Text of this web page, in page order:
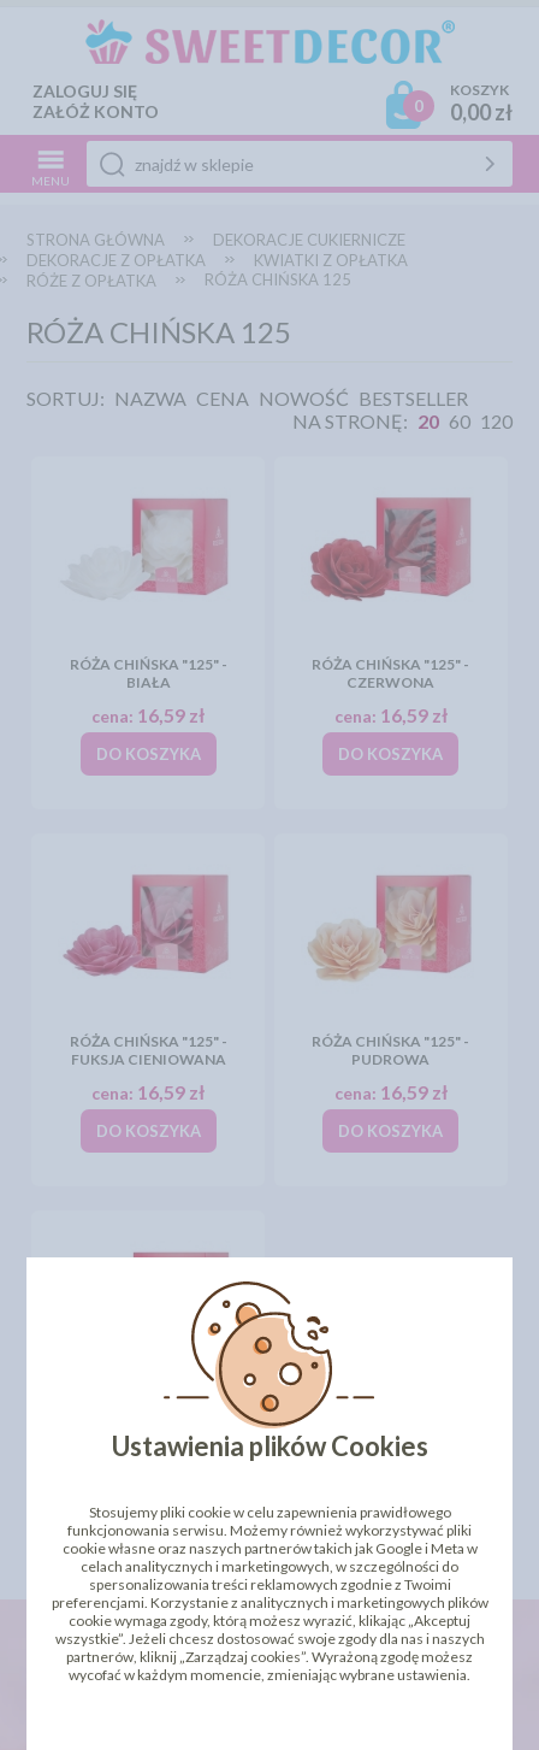
ZALOGUJ SIĘ
ZAŁÓŻ KONTO
0
KOSZYK
0,00 zł
MENU
STRONA GŁÓWNA
DEKORACJE CUKIERNICZE
DEKORACJE Z OPŁATKA
KWIATKI Z OPŁATKA
RÓŻE Z OPŁATKA
RÓŻA CHIŃSKA 125
RÓŻA CHIŃSKA 125
SORTUJ: NAZWA CENA NOWOŚĆ BESTSELLER
NA STRONĘ: 20 60 120
RÓŻA CHIŃSKA "125" -
BIAŁA
cena: 16,59 zł
DO KOSZYKA
RÓŻA CHIŃSKA "125" -
CZERWONA
cena: 16,59 zł
DO KOSZYKA
RÓŻA CHIŃSKA "125" -
FUKSJA CIENIOWANA
cena: 16,59 zł
DO KOSZYKA
RÓŻA CHIŃSKA "125" -
PUDROWA
cena: 16,59 zł
DO KOSZYKA
RÓŻOWA CIENIOWANA
DO KOSZYKA
Ustawienia plików Cookies
Stosujemy pliki cookie w celu zapewnienia prawidłowego
funkcjonowania serwisu. Możemy również wykorzystywać pliki
cookie własne oraz naszych partnerów takich jak Google i Meta w
celach analitycznych i marketingowych, w szczególności do
spersonalizowania treści reklamowych zgodnie z Twoimi
preferencjami. Korzystanie z analitycznych i marketingowych plików
cookie wymaga zgody, którą możesz wyrazić, klikając „Akceptuj
wszystkie”. Jeżeli chcesz dostosować swoje zgody dla nas i naszych
partnerów, kliknij „Zarządzaj cookies”. Wyrażoną zgodę możesz
wycofać w każdym momencie, zmieniając wybrane ustawienia.